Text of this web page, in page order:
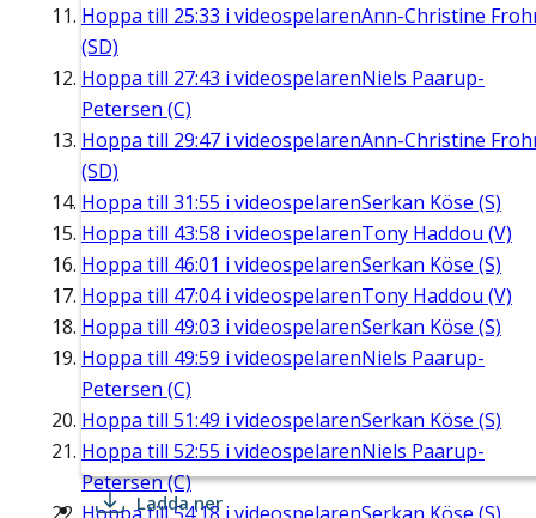
Hoppa till 25:33 i videospelarenAnn-Christine
(SD)
Hoppa till 27:43 i videospelarenNiels Paarup-
Petersen (C)
Hoppa till 29:47 i videospelarenAnn-Christine
(SD)
Hoppa till 31:55 i videospelarenSerkan Köse (S)
Hoppa till 43:58 i videospelarenTony Haddou (V)
Hoppa till 46:01 i videospelarenSerkan Köse (S)
Hoppa till 47:04i videospelarenTony Haddou (V)
Hoppa till 49:03 i videospelarenSerkan Köse (S)
Hoppa till 49:59 i videospelarenNiels Paarup-
Petersen (C)
Hoppa till 51:49 i videospelarenSerkan Köse (S)
Hoppa till 52:55 i videospelarenNiels Paarup-
Petersen (C)
Ladda ner